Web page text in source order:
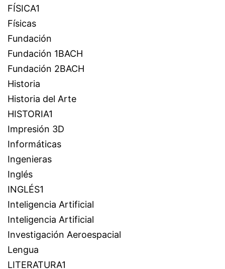
FÍSICA1
Físicas
Fundación
Fundación 1BACH
Fundación 2BACH
Historia
Historia del Arte
HISTORIA1
Impresión 3D
Informáticas
Ingenieras
Inglés
INGLÉS1
Inteligencia Artificial
Inteligencia Artificial
Investigación Aeroespacial
Lengua
LITERATURA1